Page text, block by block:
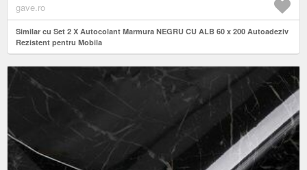
gave.ro
Similar cu Set 2 X Autocolant Marmura NEGRU CU ALB 60 x 200 Autoadeziv
Rezistent pentru Mobila